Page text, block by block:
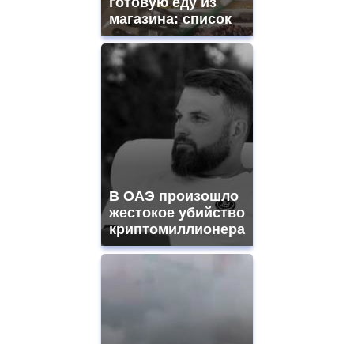
магазина: список
В ОАЭ произошло
жестокое убийство
криптомиллионера